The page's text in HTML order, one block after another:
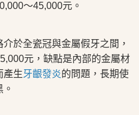
～45,000元。
於全瓷冠與金屬假牙之間，
元，缺點是內部的金屬材
產生牙齦發炎的問題，長期使